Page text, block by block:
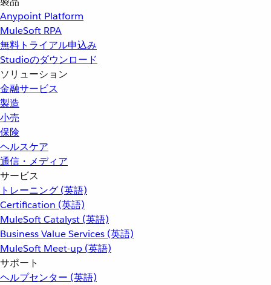
Anypoint Platform
MuleSoft RPA
無料トライアル申込み
Studioのダウンロード
ソリューション
金融サービス
製造
小売
保険
ヘルスケア
通信・メディア
サービス
トレーニング (英語)
Certification (英語)
MuleSoft Catalyst (英語)
Business Value Services (英語)
MuleSoft Meet-up (英語)
サポート
ヘルプセンター (英語)